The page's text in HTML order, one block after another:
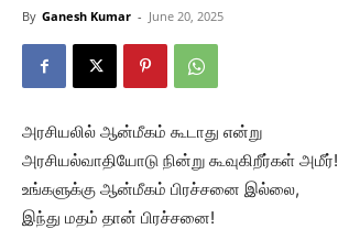
By Ganesh Kumar - June 20, 2025
அரசியலில் ஆன்மீகம் கூடாது என்று
அரசியல்வாதியோடு நின்று கூவுகிறீர்கள் அமீர்!
உங்களுக்கு ஆன்மீகம் பிரச்சனை இல்லை,
இந்து மதம் தான் பிரச்சனை!